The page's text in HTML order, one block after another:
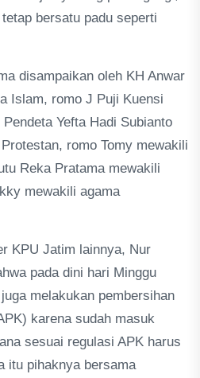
bersatu padu seperti
disampaikan oleh KH Anwar
Islam, romo J Puji Kuensi
Yefta Hadi Subianto
romo Tomy mewakili
Reka Pratama mewakili
mewakili agama
KPU Jatim lainnya, Nur
pada dini hari Minggu
melakukan pembersihan
karena sudah masuk
sesuai regulasi APK harus
itu pihaknya bersama